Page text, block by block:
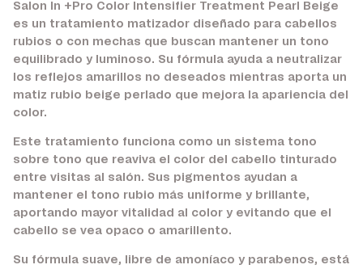
Salon In +Pro Color Intensifier Treatment Pearl Beige
es un tratamiento matizador diseñado para cabellos
rubios o con mechas que buscan mantener un tono
equilibrado y luminoso. Su fórmula ayuda a neutralizar
los reflejos amarillos no deseados mientras aporta un
matiz rubio beige perlado que mejora la apariencia del
color.
Este tratamiento funciona como un sistema tono
sobre tono que reaviva el color del cabello tinturado
entre visitas al salón. Sus pigmentos ayudan a
mantener el tono rubio más uniforme y brillante,
aportando mayor vitalidad al color y evitando que el
cabello se vea opaco o amarillento.
Su fórmula suave, libre de amoníaco y parabenos, está